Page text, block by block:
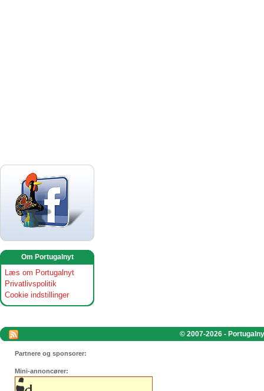
Om Portugalnyt
Læs om Portugalnyt
Privatlivspolitik
Cookie indstillinger
© 2007-2026 -
Partnere og sponsorer:
Mini-annoncører: